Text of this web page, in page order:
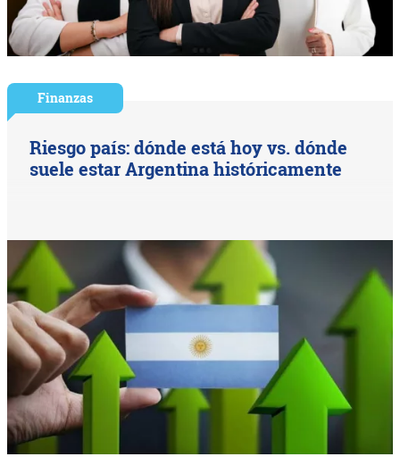
Finanzas
Riesgo país: dónde está hoy vs. dónde
suele estar Argentina históricamente